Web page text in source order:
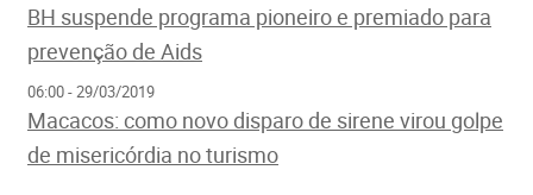
BH suspende programa pioneiro e premiado para
prevenção de Aids
06:00 - 29/03/2019
Macacos: como novo disparo de sirene virou golpe
de misericórdia no turismo